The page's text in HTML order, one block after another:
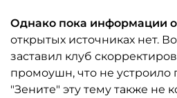
Однако пока информации
открытых источниках нет.
заставил клуб
промоушн, что не устроило
"Зените" эту тему также не